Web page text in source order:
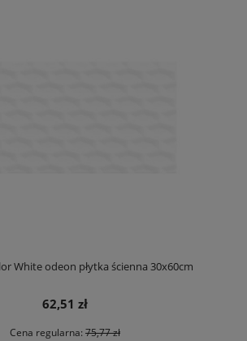
White odeon płytka ścienna 30x60cm
62,51 zł
Cena regularna: 75,77 zł